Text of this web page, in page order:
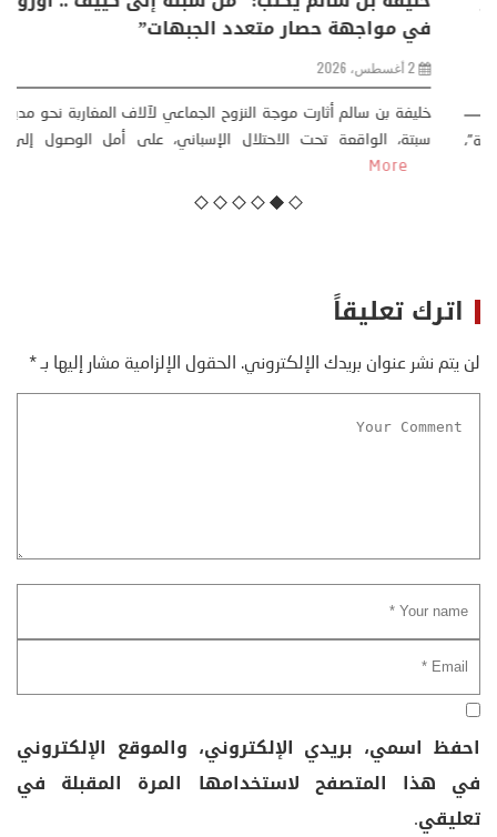
من ظاهرة طبيعية .. تحول اجتماعي وحضاري (
مقاربة سوسيولوجية )
كتب: منذر بالضيافي بدأت قصتي مع التغييرات المناخية ” المتطرفة”،
منذ نهاية ثمانينات القرن الماضي، حين أطردنا ...
اترك تعليقاً
لن يتم نشر عنوان بريدك الإلكتروني. الحقول الإلزامية مشار إليها بـ*
احفظ اسمي، بريدي الإلكتروني، والموقع الإلكتروني
في هذا المتصفح لاستخدامها المرة المقبلة في
تعليقي.